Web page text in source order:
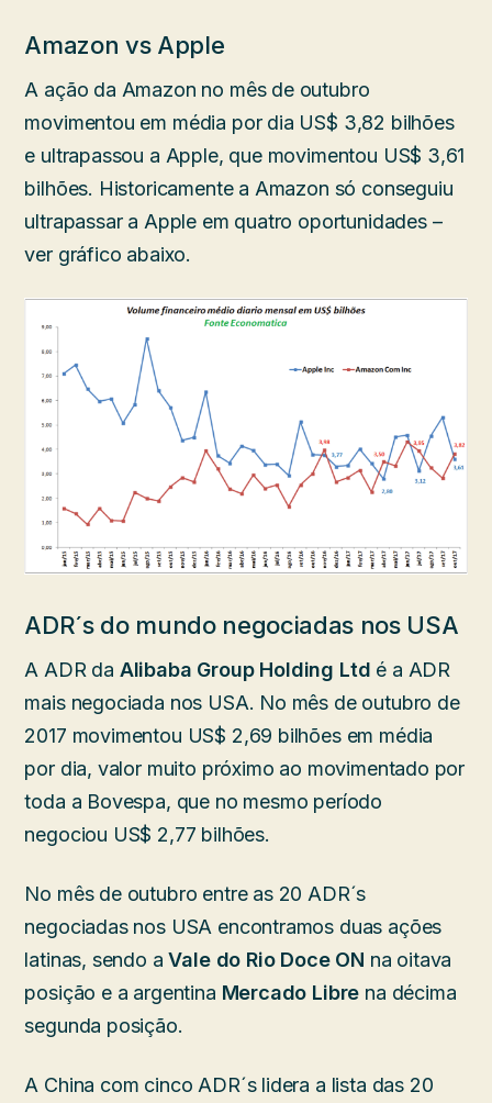
Amazon vs Apple
A ação da Amazon no mês de outubro
movimentou em média por dia US$ 3,82 bilhões
e ultrapassou a Apple, que movimentou US$ 3,61
bilhões. Historicamente a Amazon só conseguiu
ultrapassar a Apple em quatro oportunidades –
ver gráfico abaixo.
ADR´s do mundo negociadas nos USA
A ADR da Alibaba Group Holding Ltd é a ADR
mais negociada nos USA. No mês de outubro de
2017 movimentou US$ 2,69 bilhões em média
por dia, valor muito próximo ao movimentado por
toda a Bovespa, que no mesmo período
negociou US$ 2,77 bilhões.
No mês de outubro entre as 20 ADR´s
negociadas nos USA encontramos duas ações
latinas, sendo aVale do Rio Doce ON na oitava
posição e a argentina Mercado Libre na décima
segunda posição.
A China com cinco ADR´s lidera a lista das 20